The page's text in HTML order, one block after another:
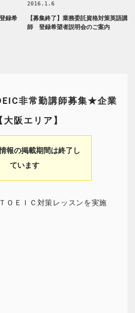
録希
2016.1.6
【募集終了】業務委託資格対策英語講
師 登録希望者説明会のご案内
非常勤講師募集★企業
阪エリア】
報の掲載期間は終了し
ています
ＯＥＩＣ対策レッスンを実施